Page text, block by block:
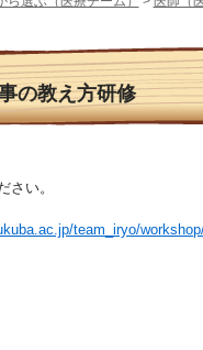
の教え方研修
さい。
team_iryo/